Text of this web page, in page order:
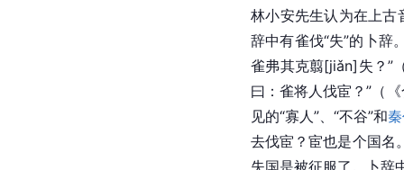
林小安先生认为在上古
辞中有雀伐“失”的卜辞
雀弗其克翦[jiǎn] 失？”
曰：雀将人伐宦？”（
见的“寡人”、“不谷”和
去伐宦？宦也是个国名
失国是被征服了。卜辞